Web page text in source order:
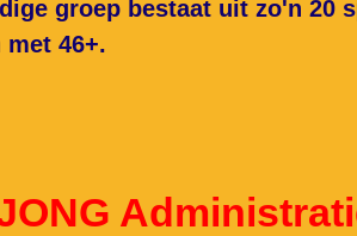
groep bestaat uit zo'n 20
46+.